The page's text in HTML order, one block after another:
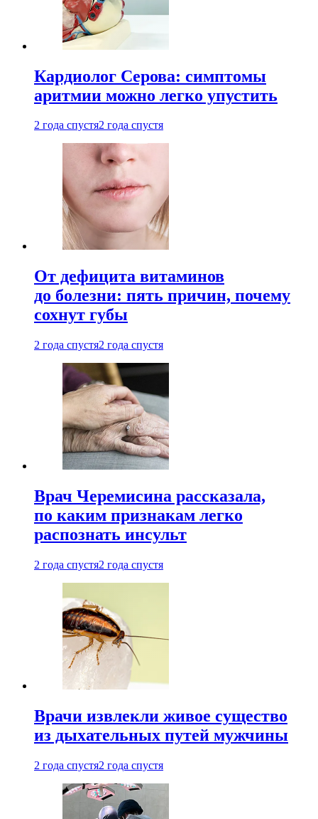
Кардиолог Серова: симптомы
аритмии можно легко упустить
2 года спустя2 года спустя
От дефицита витаминов
до болезни: пять причин, почему
сохнут губы
2 года спустя2 года спустя
Врач Черемисина рассказала,
по каким признакам легко
распознать инсульт
2 года спустя2 года спустя
Врачи извлекли живое существо
из дыхательных путей мужчины
2 года спустя2 года спустя